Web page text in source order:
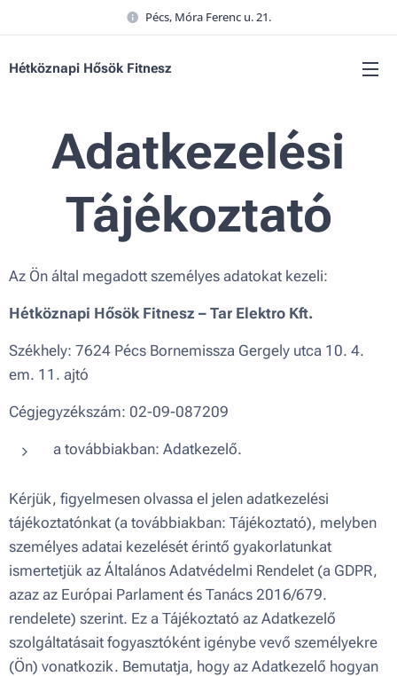
Pécs, Móra Ferenc u. 21.
Hétköznapi Hősök Fitnesz
Adatkezelési
Tájékoztató
Az Ön által megadott személyes adatokat kezeli:
Hétköznapi Hősök Fitnesz – Tar Elektro Kft.
Székhely: 7624 Pécs Bornemissza Gergely utca 10. 4.
em. 11. ajtó
Cégjegyzékszám: 02-09-087209
a továbbiakban: Adatkezelő.
Kérjük, figyelmesen olvassa el jelen adatkezelési
tájékoztatónkat (a továbbiakban: Tájékoztató), melyben
személyes adatai kezelését érintő gyakorlatunkat
ismertetjük az Általános Adatvédelmi Rendelet (a GDPR,
azaz az Európai Parlament és Tanács 2016/679.
rendelete) szerint. Ez a Tájékoztató az Adatkezelő
szolgáltatásait fogyasztóként igénybe vevő személyekre
(Ön) vonatkozik. Bemutatja, hogy az Adatkezelő hogyan